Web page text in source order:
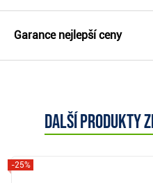
Garance nejlepší ceny
Další produkty
-25%